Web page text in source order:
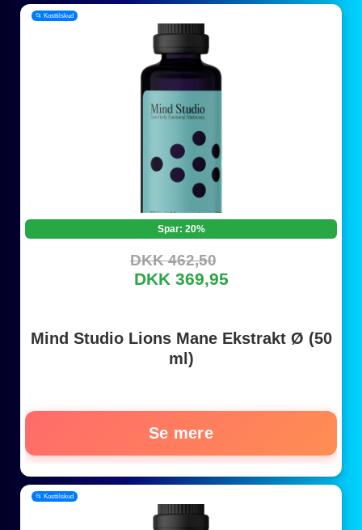
📂 Kosttilskud
Spar: 20%
DKK 462,50
DKK 369,95
Mind Studio Lions Mane Ekstrakt Ø (50
ml)
Se mere
📂 Kosttilskud